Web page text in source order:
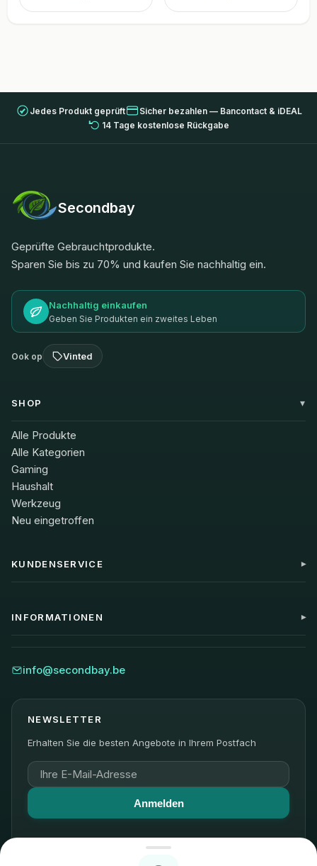
Jedes Produkt geprüft
Sicher bezahlen — Bancontact & iDEAL
14 Tage kostenlose Rückgabe
Secondbay
Geprüfte Gebrauchtprodukte.
Sparen Sie bis zu 70% und kaufen Sie nachhaltig ein.
Nachhaltig einkaufen
Geben Sie Produkten ein zweites Leben
Ook op Vinted
SHOP
Alle Produkte
Alle Kategorien
Gaming
Haushalt
Werkzeug
Neu eingetroffen
KUNDENSERVICE
FAQ
Garantie
INFORMATIONEN
Blog
Nachhaltigkeit
info@secondbay.be
NEWSLETTER
Erhalten Sie die besten Angebote in Ihrem Postfach
Anmelden
Wir respektieren Ihre Privatsphäre